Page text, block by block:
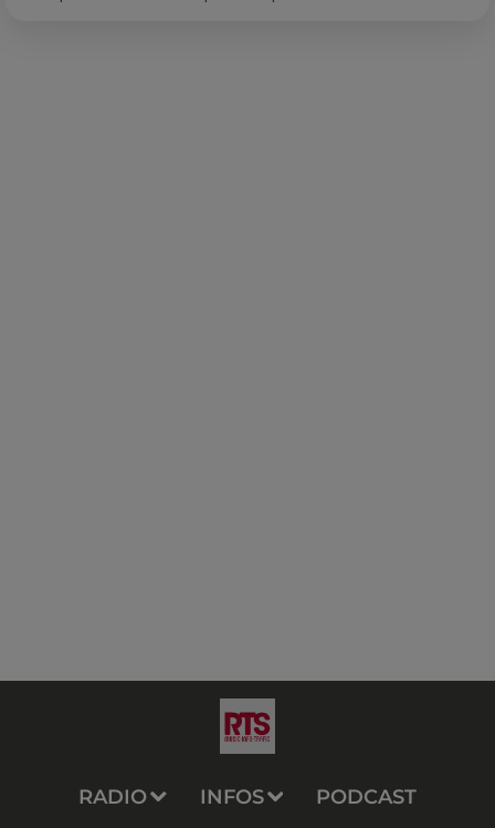
RADIO INFOS PODCAST